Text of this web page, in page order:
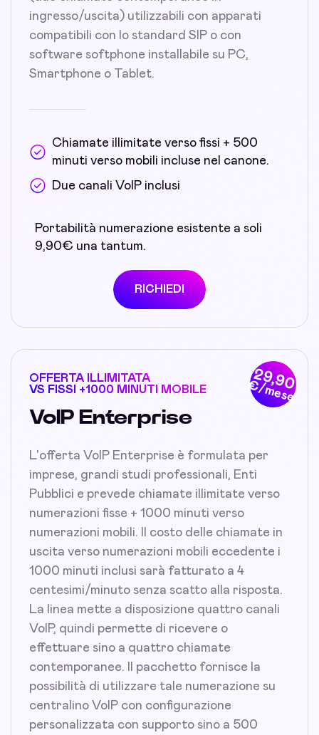
ingresso/uscita) utilizzabili con apparati
compatibili con lo standard SIP o con
software softphone installabile su PC,
Smartphone o Tablet.
Chiamate illimitate verso fissi + 500
minuti verso mobili incluse nel canone.
Due canali VoIP inclusi
Portabilità numerazione esistente a soli
9,90€ una tantum.
RICHIEDI
29,90
€/mese
OFFERTA ILLIMITATA
VS FISSI +1000 MINUTI MOBILE
VoIP Enterprise
L'offerta VoIP Enterprise è formulata per
imprese, grandi studi professionali, Enti
Pubblici e prevede chiamate illimitate verso
numerazioni fisse + 1000 minuti verso
numerazioni mobili. Il costo delle chiamate in
uscita verso numerazioni mobili eccedente i
1000 minuti inclusi sarà fatturato a 4
centesimi/minuto senza scatto alla risposta.
La linea mette a disposizione quattro canali
VoIP, quindi permette di ricevere o
effettuare sino a quattro chiamate
contemporanee. Il pacchetto fornisce la
possibilità di utilizzare tale numerazione su
centralino VoIP con configurazione
personalizzata con supporto sino a 500